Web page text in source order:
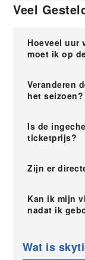
Veel
Hoeveel uur
moet ik op
Veranderen
het seizoen?
Is de
ticketprijs?
Zijn er
Kan ik mijn
nadat ik
Wat is